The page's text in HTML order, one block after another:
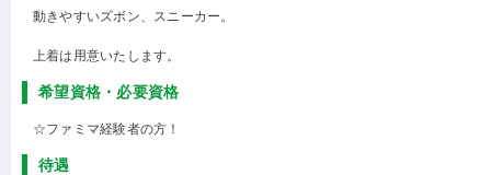
動きやすいズボン、スニーカー。
上着は用意いたします。
希望資格・必要資格
☆ファミマ経験者の方！
待遇